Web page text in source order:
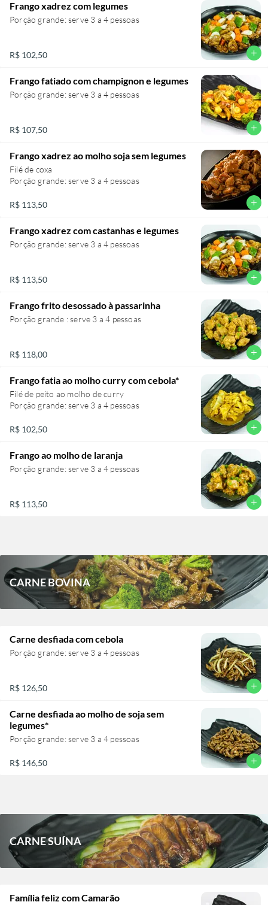
Frango xadrez com legumes
Porção grande: serve 3 a 4 pessoas
R$ 102,50 add
Frango fatiado com champignon e legumes
Porção grande: serve 3 a 4 pessoas
R$ 107,50 add
Frango xadrez ao molho soja sem legumes
Filé de coxa
Porção grande: serve 3 a 4 pessoas
R$ 113,50 add
Frango xadrez com castanhas e legumes
Porção grande: serve 3 a 4 pessoas
R$ 113,50 add
Frango frito desossado à passarinha
Porção grande : serve 3 a 4 pessoas
R$ 118,00 add
Frango fatia ao molho curry com cebola*
Filé de peito ao molho de curry
Porção grande: serve 3 a 4 pessoas
R$ 102,50 add
Frango ao molho de laranja
Porção grande: serve 3 a 4 pessoas
R$ 113,50 add
CARNE BOVINA
Carne desfiada com cebola
Porção grande: serve 3 a 4 pessoas
R$ 126,50 add
Carne desfiada ao molho de soja sem
legumes*
Porção grande: serve 3 a 4 pessoas
R$ 146,50 add
CARNE SUÍNA
Família feliz com Camarão